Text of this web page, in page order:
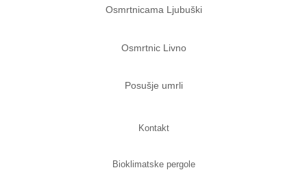
Osmrtnicama Ljubuški
Osmrtnic Livno
Posušje umrli
Kontakt
Bioklimatske pergole